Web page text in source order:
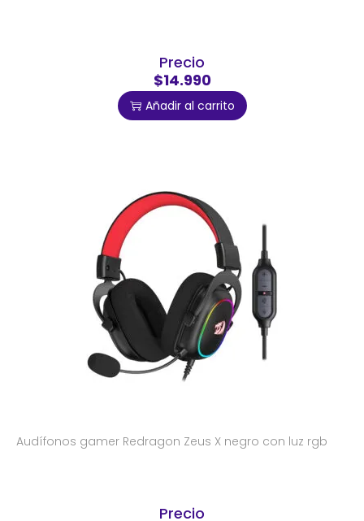
Precio
$14.990
Añadir al carrito
Audífonos gamer Redragon Zeus X negro con luz rgb
Precio